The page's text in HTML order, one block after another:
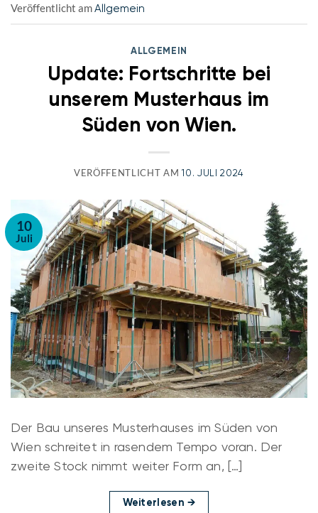
Veröffentlicht amAllgemein
ALLGEMEIN
Update: Fortschritte bei
unserem Musterhaus im
Süden von Wien.
VERÖFFENTLICHT AM10. JULI 2024
10
Juli
Der Bau unseres Musterhauses im Süden von
Wien schreitet in rasendem Tempo voran. Der
zweite Stock nimmt weiter Form an, […]
Weiterlesen→